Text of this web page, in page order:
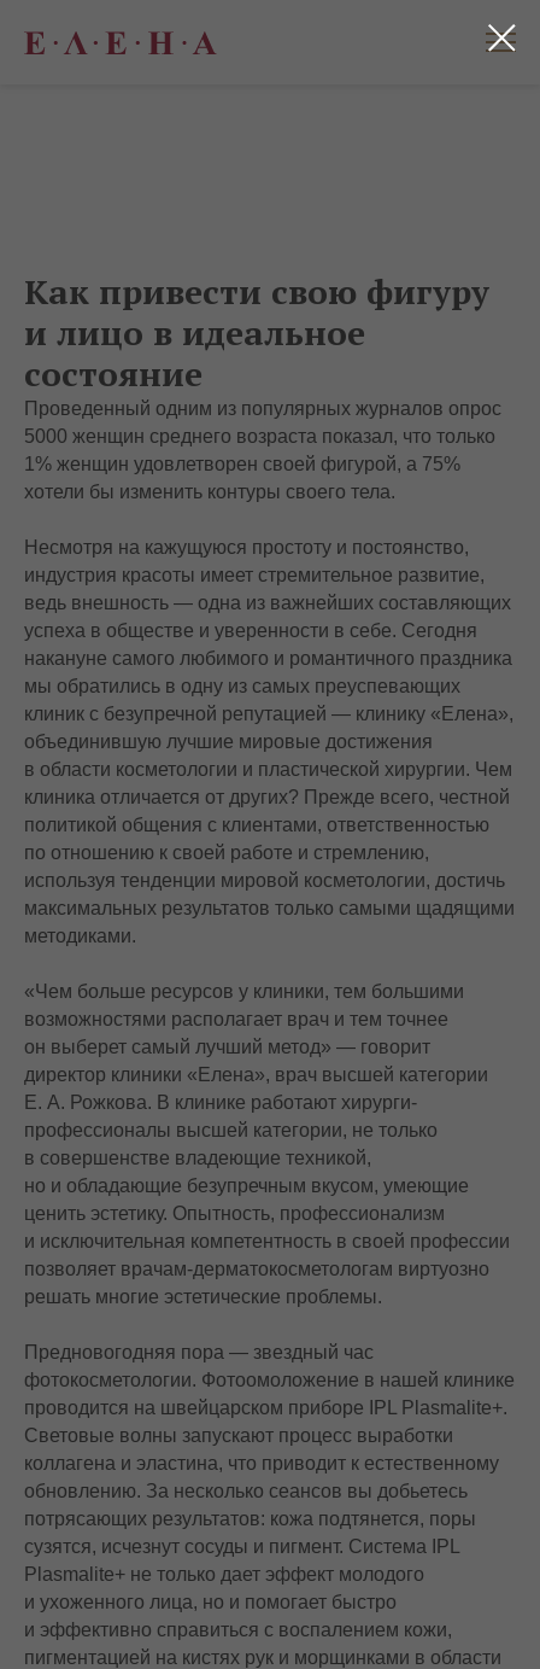
Как привести свою фигуру
и лицо в идеальное
состояние
Проведенный одним из популярных журналов опрос
5000 женщин среднего возраста показал, что только
1% женщин удовлетворен своей фигурой, а 75%
хотели бы изменить контуры своего тела.
Несмотря на кажущуюся простоту и постоянство,
индустрия красоты имеет стремительное развитие,
ведь внешность — одна из важнейших составляющих
успеха в обществе и уверенности в себе. Сегодня
накануне самого любимого и романтичного праздника
мы обратились в одну из самых преуспевающих
клиник с безупречной репутацией — клинику «Елена»,
объединившую лучшие мировые достижения
в области косметологии и пластической хирургии. Чем
клиника отличается от других? Прежде всего, честной
политикой общения с клиентами, ответственностью
по отношению к своей работе и стремлению,
используя тенденции мировой косметологии, достичь
максимальных результатов только самыми щадящими
методиками.
«Чем больше ресурсов у клиники, тем большими
возможностями располагает врач и тем точнее
он выберет самый лучший метод» — говорит
директор клиники «Елена», врач высшей категории
Е. А. Рожкова. В клинике работают хирурги-
профессионалы высшей категории, не только
в совершенстве владеющие техникой,
но и обладающие безупречным вкусом, умеющие
ценить эстетику. Опытность, профессионализм
и исключительная компетентность в своей профессии
позволяет врачам-дерматокосметологам виртуозно
решать многие эстетические проблемы.
Предновогодняя пора — звездный час
фотокосметологии. Фотоомоложение в нашей клинике
проводится на швейцарском приборе IPL Plasmalite+.
Световые волны запускают процесс выработки
коллагена и эластина, что приводит к естественному
обновлению. За несколько сеансов вы добьетесь
потрясающих результатов: кожа подтянется, поры
сузятся, исчезнут сосуды и пигмент. Система IPL
Plasmalite+ не только дает эффект молодого
и ухоженного лица, но и помогает быстро
и эффективно справиться с воспалением кожи,
пигментацией на кистях рук и морщинками в области